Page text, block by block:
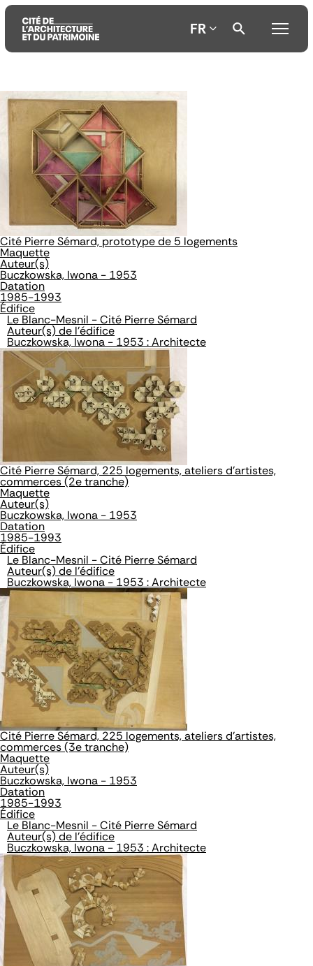
Aller
au
contenu
principal
Aller
au
menu
principal
Aller
recherche
FR
Cité Pierre Sémard, prototype de 5 logements
Maquette
Auteur(s)
Buczkowska, Iwona - 1953
Datation
1985-1993
Édifice
Le Blanc-Mesnil - Cité Pierre Sémard
Auteur(s) de l'édifice
Buczkowska, Iwona - 1953 : Architecte
Cité Pierre Sémard, 225 logements, ateliers d'artistes,
commerces (2e tranche)
Maquette
Auteur(s)
Buczkowska, Iwona - 1953
Datation
1985-1993
Édifice
Le Blanc-Mesnil - Cité Pierre Sémard
Auteur(s) de l'édifice
Buczkowska, Iwona - 1953 : Architecte
Cité Pierre Sémard, 225 logements, ateliers d'artistes,
commerces (3e tranche)
Maquette
Auteur(s)
Buczkowska, Iwona - 1953
Datation
1985-1993
Édifice
Le Blanc-Mesnil - Cité Pierre Sémard
Auteur(s) de l'édifice
Buczkowska, Iwona - 1953 : Architecte